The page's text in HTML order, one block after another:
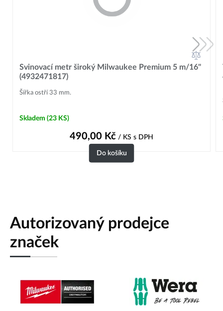
Svinovací metr široký Milwaukee Premium 5 m/16"
(4932471817)
Šířka ostří 33 mm.
Skladem (23 KS)
490,00 Kč / KS s DPH
Do košíku
Autorizovaný prodejce
značek